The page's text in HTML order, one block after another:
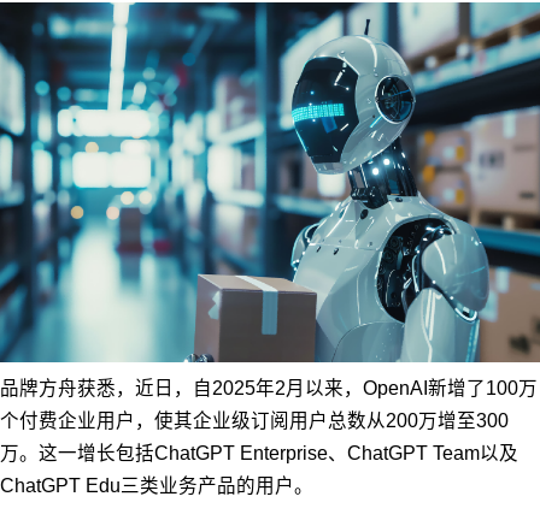
品牌方舟获悉，近日，自2025年2月以来，OpenAI新增了100万
个付费企业用户，使其企业级订阅用户总数从200万增至300
万。这一增长包括ChatGPT Enterprise、ChatGPT Team以及
ChatGPT Edu三类业务产品的用户。